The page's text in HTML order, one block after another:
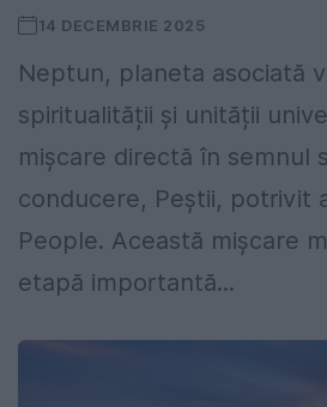
14 DECEMBRIE 2025
Neptun, planeta asociată
spiritualității și unității
mișcare directă în semnul
conducere, Peștii, potrivit
People. Această mișcare
etapă importantă...